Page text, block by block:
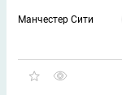
Манчестер Сити